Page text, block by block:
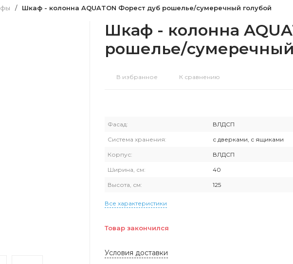
/ Шкаф - колонна AQUATON Форест дуб рошелье/сумеречный голубой
Шкаф - колонна
рошелье/
В избранное К сравнению
Фасад: ВЛДСП
Система хранения: с дверками, с ящиками
Корпус: ВЛДСП
Ширина, см: 40
Высота, см: 125
Все характеристики
Товар закончился
Условия доставки